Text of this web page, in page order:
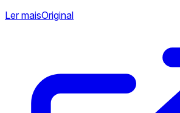
Ler maisOriginal